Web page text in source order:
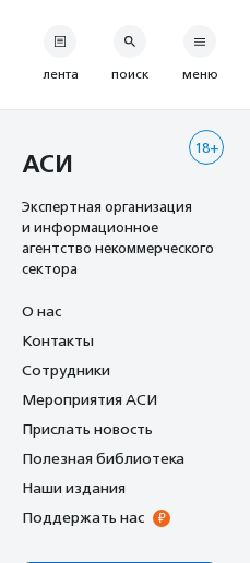
лента поиск меню
18+
АСИ
Экспертная организация
и информационное
агентство некоммерческого
сектора
О нас
Контакты
Сотрудники
Мероприятия АСИ
Прислать новость
Полезная библиотека
Наши издания
Поддержать нас